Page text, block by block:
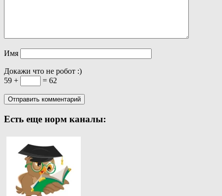
Имя
Докажи что не робот :)
59 +
= 62
Есть еще норм каналы: